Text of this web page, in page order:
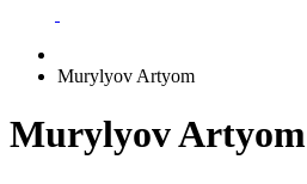
Murylyov Artyom
Murylyov Artyom